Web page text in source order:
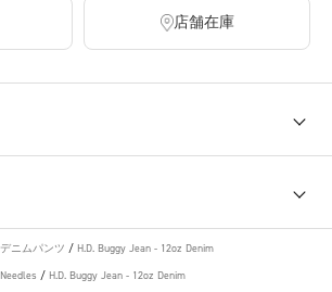
店舗在庫
デニムパンツ / H.D. Buggy Jean - 12oz Denim
Needles / H.D. Buggy Jean - 12oz Denim